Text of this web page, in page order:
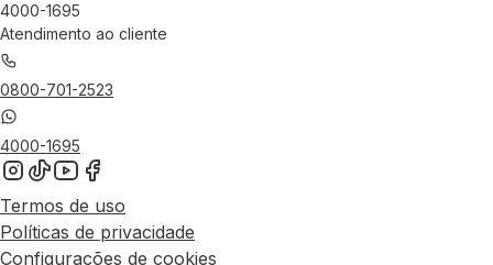
4000-1695
Atendimento ao cliente
0800-701-2523
4000-1695
Termos de uso
Políticas de privacidade
Configurações de cookies